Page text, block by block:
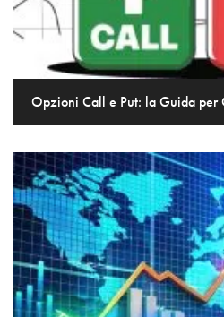
Opzioni Call e Put: la Guida per